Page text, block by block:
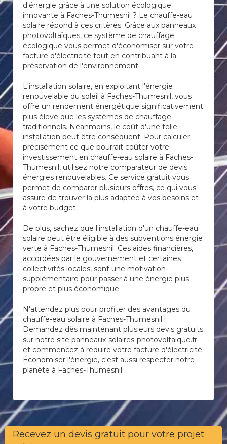
d'énergie grâce à une solution écologique
innovante à Faches-Thumesnil ? Le chauffe-eau
solaire répond à ces critères. Grâce aux panneaux
photovoltaïques, ce système de chauffage
écologique vous permet d'économiser sur votre
facture d'électricité tout en contribuant à la
préservation de l'environnement.
L'installation solaire, en exploitant l'énergie
renouvelable du soleil à Faches-Thumesnil, vous
offre un rendement énergétique significativement
plus élevé que les systèmes de chauffage
traditionnels. Néanmoins, le coût d'une telle
installation peut être conséquent. Pour calculer
précisément ce que pourrait coûter votre
investissement en chauffe-eau solaire à Faches-
Thumesnil, utilisez notre comparateur de devis
énergies renouvelables. Ce service gratuit vous
permet de comparer plusieurs offres, ce qui vous
assure de trouver la plus adaptée à vos besoins et
à votre budget.
De plus, sachez que l'installation d'un chauffe-eau
solaire peut être éligible à des subventions énergie
verte à Faches-Thumesnil. Ces aides financières,
accordées par le gouvernement et certaines
collectivités locales, sont une motivation
supplémentaire pour passer à une énergie plus
propre et plus économique.
N'attendez plus pour profiter des avantages du
chauffe-eau solaire à Faches-Thumesnil !
Demandez dès maintenant plusieurs devis gratuits
sur notre site panneaux-solaires-photovoltaique.fr
et commencez à réduire votre facture d'électricité.
Économiser l'énergie, c'est aussi respecter notre
planète à Faches-Thumesnil.
Recevez un devis gratuit pour votre projet